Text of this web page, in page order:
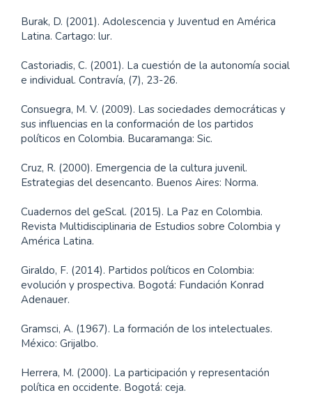
Burak, D. (2001). Adolescencia y Juventud en América
Latina. Cartago: lur.
Castoriadis, C. (2001). La cuestión de la autonomía social
e individual. Contravía, (7), 23-26.
Consuegra, M. V. (2009). Las sociedades democráticas y
sus influencias en la conformación de los partidos
políticos en Colombia. Bucaramanga: Sic.
Cruz, R. (2000). Emergencia de la cultura juvenil.
Estrategias del desencanto. Buenos Aires: Norma.
Cuadernos del geScal. (2015). La Paz en Colombia.
Revista Multidisciplinaria de Estudios sobre Colombia y
América Latina.
Giraldo, F. (2014). Partidos políticos en Colombia:
evolución y prospectiva. Bogotá: Fundación Konrad
Adenauer.
Gramsci, A. (1967). La formación de los intelectuales.
México: Grijalbo.
Herrera, M. (2000). La participación y representación
política en occidente. Bogotá: ceja.